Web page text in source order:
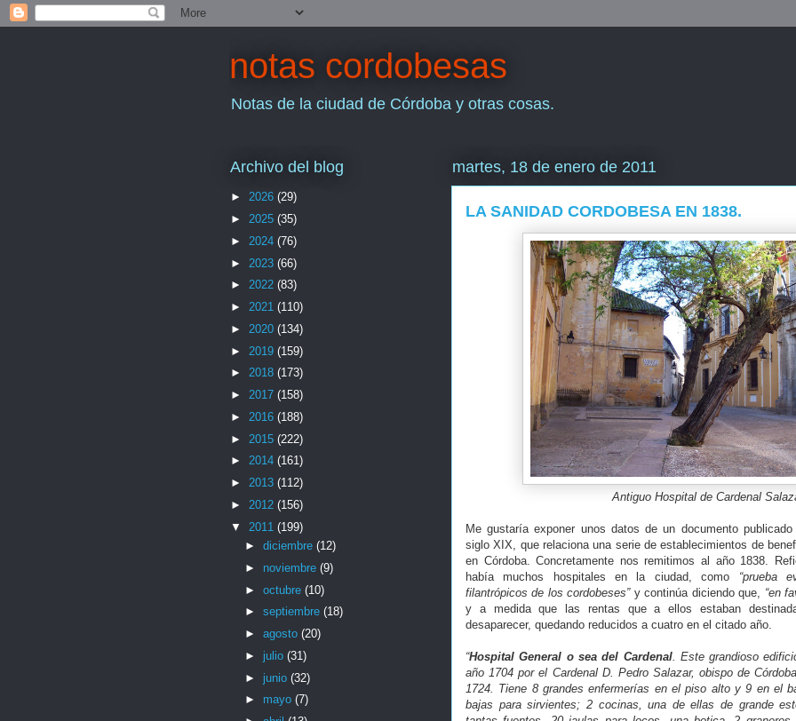
notas cordobesas
Notas de la ciudad de Córdoba y otras cosas.
martes, 18 de enero de 2011
LA SANIDAD CORDOBESA EN 1838.
Antiguo Hospital de Cardenal
Me gustaría exponer unos datos de un documento
siglo XIX, que relaciona una serie de establecimientos de
en Córdoba. Concretamente nos remitimos al año 1838.
había muchos hospitales en la ciudad, como “prueba
filantrópicos de los cordobeses” y continúa diciendo que, “en
y a medida que las rentas que a ellos estaban
desaparecer, quedando reducidos a cuatro en el citado año.
“Hospital General o sea del Cardenal. Este grandioso
año 1704 por el Cardenal D. Pedro Salazar, obispo de
1724. Tiene 8 grandes enfermerías en el piso alto y 9 en el
bajas para sirvientes; 2 cocinas, una de ellas de grande
Archivo del blog
► 2026 (29)
► 2025 (35)
► 2024 (76)
► 2023 (66)
► 2022 (83)
► 2021 (110)
► 2020 (134)
► 2019 (159)
► 2018 (173)
► 2017 (158)
► 2016 (188)
► 2015 (222)
► 2014 (161)
► 2013 (112)
► 2012 (156)
▼ 2011 (199)
► diciembre (12)
► noviembre (9)
► octubre (10)
► septiembre (18)
► agosto (20)
► julio (31)
► junio (32)
► mayo (7)